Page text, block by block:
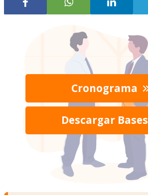
Cronograma
Descargar Bases